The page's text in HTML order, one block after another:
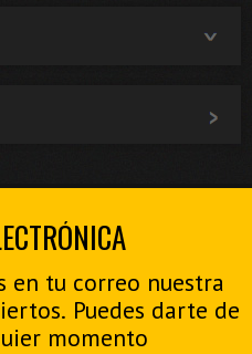
en tu correo nuestra
Puedes darte de
momento